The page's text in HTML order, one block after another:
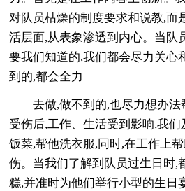
对队员枯燥的制度要求和说教,而
活层面,从表象渗透到内心。当队
要我们知道的,我们都会尽力关心
到的,都会全力
去做,做不到的,也尽力想办
受伤后,工作、生活受到影响,我
饭菜,帮他洗衣服,同时,在工作上
伤。当我们了解到队员过生日时,
糕,并准时为他们举行小型的生日